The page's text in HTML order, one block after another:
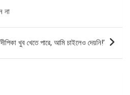
না
খুব খেতে পারে, আমি চাইলেও দেয়নি!’